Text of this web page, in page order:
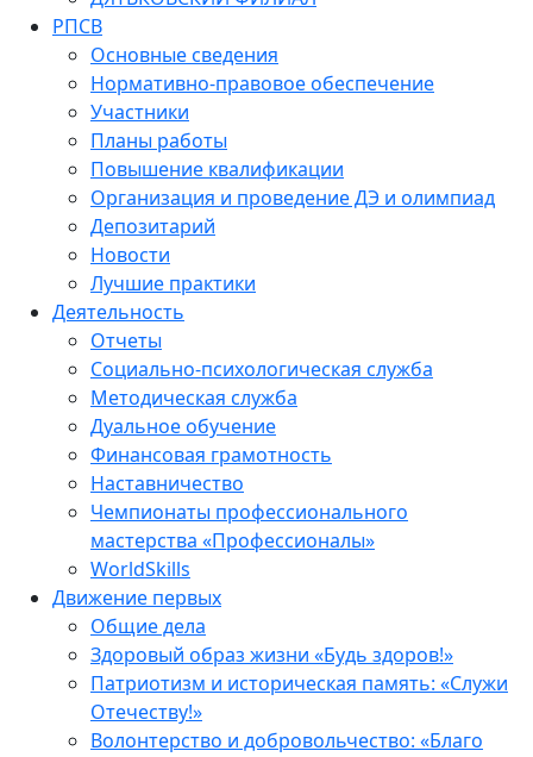
РПСВ
Основные сведения
Нормативно-правовое обеспечение
Участники
Планы работы
Повышение квалификации
Организация и проведение ДЭ и олимпиад
Депозитарий
Новости
Лучшие практики
Деятельность
Отчеты
Социально-психологическая служба
Методическая служба
Дуальное обучение
Финансовая грамотность
Наставничество
Чемпионаты профессионального
мастерства «Профессионалы»
WorldSkills
Движение первых
Общие дела
Здоровый образ жизни «Будь здоров!»
Патриотизм и историческая память: «Служи
Отечеству!»
Волонтерство и добровольчество: «Благо